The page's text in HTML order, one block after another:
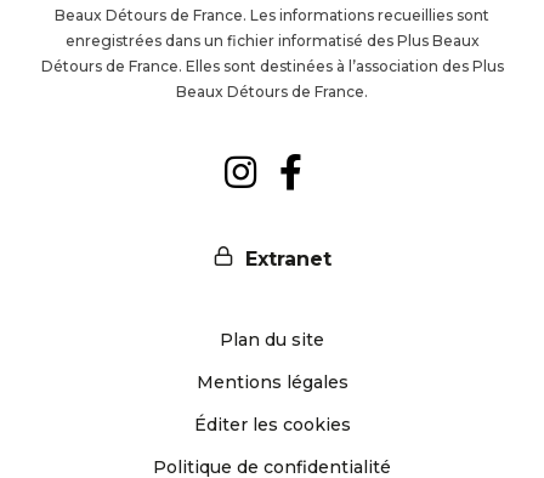
la
Beaux Détours de France. Les informations recueillies sont
enregistrées dans un fichier informatisé des Plus Beaux
Détours de France. Elles sont destinées à l’association des Plus
Beaux Détours de France.
Suivez-
Instagram
Suivez-
Facebook
Extranet
Plan du site
Mentions légales
Éditer les cookies
Politique de confidentialité